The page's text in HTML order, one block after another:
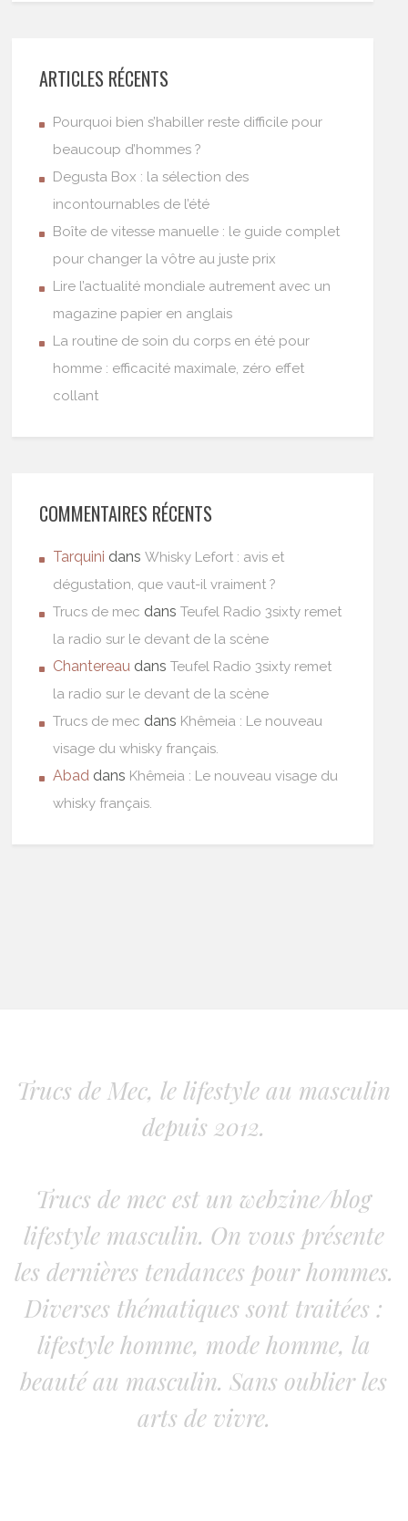
ARTICLES RÉCENTS
Pourquoi bien s’habiller reste difficile pour
beaucoup d’hommes ?
Degusta Box : la sélection des
incontournables de l’été
Boîte de vitesse manuelle : le guide complet
pour changer la vôtre au juste prix
Lire l’actualité mondiale autrement avec un
magazine papier en anglais
La routine de soin du corps en été pour
homme : efficacité maximale, zéro effet
collant
COMMENTAIRES RÉCENTS
Tarquini dansWhisky Lefort : avis et
dégustation, que vaut-il vraiment ?
Trucs de mec dansTeufel Radio 3sixty remet
la radio sur le devant de la scène
Chantereau dansTeufel Radio 3sixty remet
la radio sur le devant de la scène
Trucs de mec dans Khêmeia : Le nouveau
visage du whisky français.
Abad dans Khêmeia : Le nouveau visage du
whisky français.
Trucs de Mec, le lifestyle au masculin
depuis 2012.
Trucs de mec est un webzine/blog
lifestyle masculin. On vous présente
les dernières tendances pour hommes.
Diverses thématiques sont traitées :
lifestyle homme, mode homme, la
beauté au masculin. Sans oublier les
arts de vivre.